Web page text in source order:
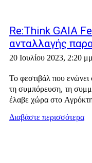
Re:Think GAIA
ανταλλαγής
20 Ιουλίου 2023, 2:20 μμ
Το φεστιβάλ που
τη συμπόρευση, τη
έλαβε χώρα στο
Διαβάστε περισσότερα